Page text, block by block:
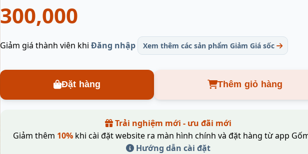
300,000
Giảm giá thành viên khi Đăng nhập Xem thêm các sản phẩm Giảm Giá sốc
Đặt hàng Thêm giỏ hàng
Trải nghiệm mới - ưu đãi mới
Giảm thêm 10% khi cài đặt website ra màn hình chính và đặt hàng từ app
Hướng dẫn cài đặt